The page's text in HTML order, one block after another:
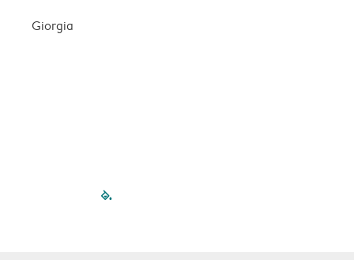
Giorgia
filled-pagination